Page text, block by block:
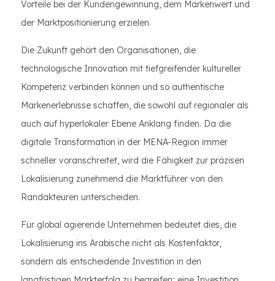
Vorteile bei der Kundengewinnung, dem Markenwert und
der Marktpositionierung erzielen.
Die Zukunft gehört den Organisationen, die
technologische Innovation mit tiefgreifender kultureller
Kompetenz verbinden können und so authentische
Markenerlebnisse schaffen, die sowohl auf regionaler als
auch auf hyperlokaler Ebene Anklang finden. Da die
digitale Transformation in der MENA-Region immer
schneller voranschreitet, wird die Fähigkeit zur präzisen
Lokalisierung zunehmend die Marktführer von den
Randakteuren unterscheiden.
Für global agierende Unternehmen bedeutet dies, die
Lokalisierung ins Arabische nicht als Kostenfaktor,
sondern als entscheidende Investition in den